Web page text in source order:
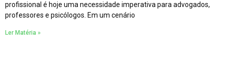
profissional é hoje uma necessidade imperativa para advogados,
professores e psicólogos. Em um cenário
Ler Matéria »